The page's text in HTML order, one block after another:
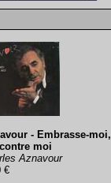
- Embrasse-moi,
moi
Aznavour
€